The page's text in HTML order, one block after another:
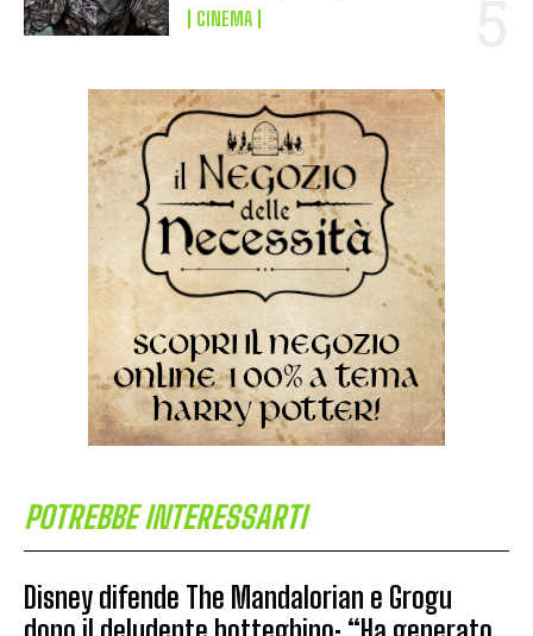
CINEMA
POTREBBE INTERESSARTI
Disney difende The Mandalorian e Grogu